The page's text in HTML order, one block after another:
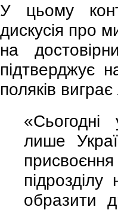
У цьому
дискусія про
на
підтверджує
поляків
«Сьогодні
лише
образити